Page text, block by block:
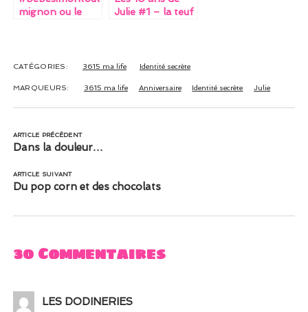
mignon ou le
comme les
double ou triple
Julie #1 – la teuf
CATÉGORIES: 3615 ma life Identité secrète
MARQUEURS: 3615 ma life Anniversaire Identité secrète Julie
ARTICLE PRÉCÉDENT
Dans la douleur…
ARTICLE SUIVANT
Du pop corn et des chocolats
30 Commentaires
LES DODINERIES